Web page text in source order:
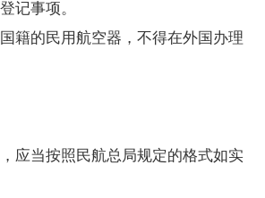
事项。
籍的民用航空器，不得在外国办理
应当按照民航总局规定的格式如实